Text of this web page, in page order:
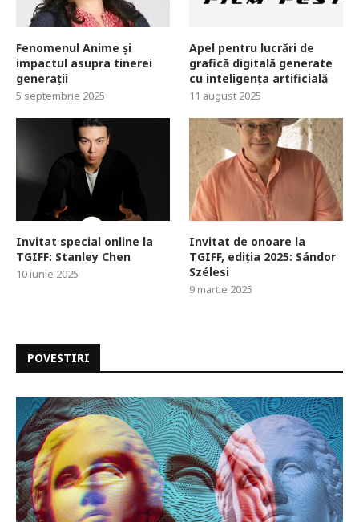
Fenomenul Anime și
impactul asupra tinerei
generații
5 septembrie 2025
Apel pentru lucrări de
grafică digitală generate
cu inteligența artificială
11 august 2025
Invitat special online la
TGIFF: Stanley Chen
10 iunie 2025
Invitat de onoare la
TGIFF, ediția 2025: Sándor
Szélesi
9 martie 2025
POVESTIRI